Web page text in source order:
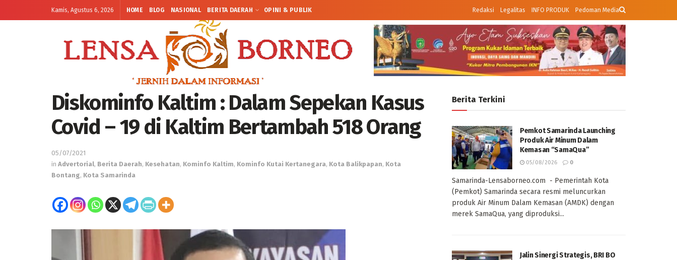
Kamis, Agustus 6, 2026 HOME BLOG NASIONAL BERITA DAERAH OPINI & PUBLIK Redaksi Legalitas INFO PRODUK Pedoman Media
Diskominfo Kaltim : Dalam Sepekan Kasus
Covid – 19 di Kaltim Bertambah 518 Orang
05/07/2021
in Advertorial, Berita Daerah, Kesehatan, Kominfo Kaltim, Kominfo Kutai Kertanegara, Kota Balikpapan, Kota
Bontang, Kota Samarinda
Berita Terkini
Pemkot Samarinda Launching
Produk Air Minum Dalam
Kemasan “SamaQua”
05/08/2026 0
Samarinda-Lensaborneo.com - Pemerintah Kota
(Pemkot) Samarinda secara resmi meluncurkan
produk Air Minum Dalam Kemasan (AMDK) dengan
merek SamaQua, yang diproduksi...
Jalin Sinergi Strategis, BRI BO